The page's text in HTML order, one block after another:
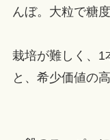
んぼ。大粒で糖
栽培が難しく、1
と、希少価値の高